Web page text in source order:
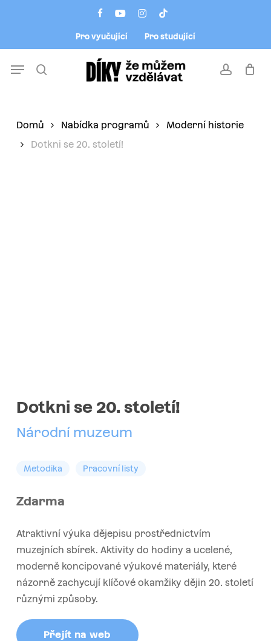
facebookyoutubeinstagram
tiktok
Pro vyučující Pro studující
account
Menu
Domů Nabídka programů
Moderní historie
Dotkni se 20. století!
Dotkni se 20. století!
Národní muzeum
Metodika Pracovní listy
Zdarma
Atraktivní výuka dějepisu prostřednictvím
muzejních sbírek. Aktivity do hodiny a ucelené,
moderně koncipované výukové materiály, které
názorně zachycují klíčové okamžiky dějin 20. století
různými způsoby.
Přejít na web